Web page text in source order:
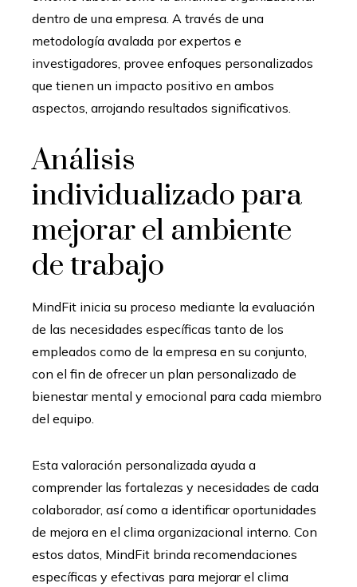
dentro de una empresa. A través de una
metodología avalada por expertos e
investigadores, provee enfoques personalizados
que tienen un impacto positivo en ambos
aspectos, arrojando resultados significativos.
Análisis
individualizado para
mejorar el ambiente
de trabajo
MindFit inicia su proceso mediante la evaluación
de las necesidades específicas tanto de los
empleados como de la empresa en su conjunto,
con el fin de ofrecer un plan personalizado de
bienestar mental y emocional para cada miembro
del equipo.
Esta valoración personalizada ayuda a
comprender las fortalezas y necesidades de cada
colaborador, así como a identificar oportunidades
de mejora en el clima organizacional interno. Con
estos datos, MindFit brinda recomendaciones
específicas y efectivas para mejorar el clima